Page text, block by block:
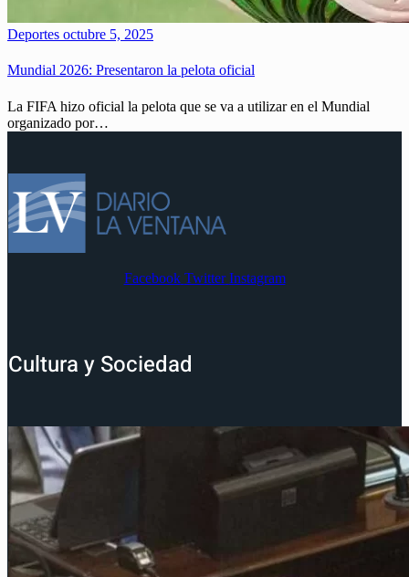
Deportes octubre 5, 2025
Mundial 2026: Presentaron la pelota oficial
La FIFA hizo oficial la pelota que se va a utilizar en el Mundial
organizado por…
Facebook Twitter Instagram
Cultura y Sociedad